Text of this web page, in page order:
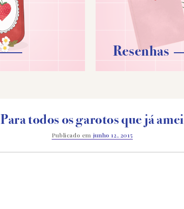
Resenhas
Para todos os garotos que já amei
Publicado em junho 12, 2015